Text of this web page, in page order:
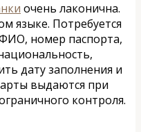
очень лаконична.
языке. Потребуется
номер паспорта,
дату заполнения и
выдаются при
контроля.